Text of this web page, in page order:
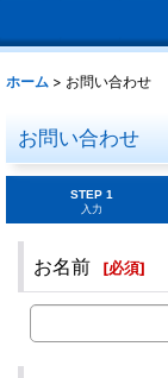
ホーム > お問い合わせ
お問い合わせ
STEP 1
入力
お名前 [必須]